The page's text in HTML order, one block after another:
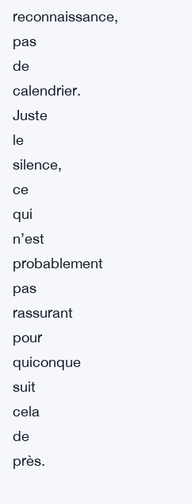
reconnaissance,
pas
de
calendrier.
Juste
le
silence,
ce
qui
n’est
probablement
pas
rassurant
pour
quiconque
suit
cela
de
près.